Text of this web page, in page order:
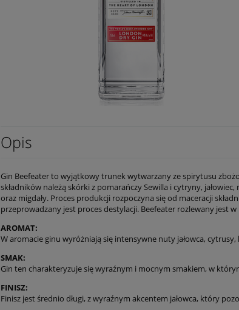
Opis
Gin Beefeater to wyjątkowy trunek wytwarzany ze spirytusu
składników należą skórki z pomarańczy Sewilla i cytryny,
oraz migdały. Proces produkcji rozpoczyna się od maceracji
przeprowadzany jest proces destylacji. Beefeater rozlewany jest w
AROMAT:
W aromacie ginu wyróżniają się intensywne nuty jałowca, cytrusy,
SMAK:
Gin ten charakteryzuje się wyraźnym i mocnym smakiem, w
FINISZ:
Finisz jest średnio długi, z wyraźnym akcentem jałowca, który